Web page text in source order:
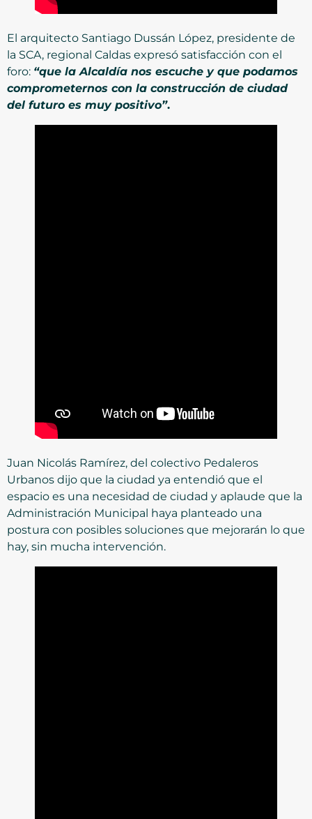
El arquitecto Santiago Dussán López, presidente de
la SCA, regional Caldas expresó satisfacción con el
foro: “que la Alcaldía nos escuche y que podamos
comprometernos con la construcción de ciudad
del futuro es muy positivo”.
Juan Nicolás Ramírez, del colectivo Pedaleros
Urbanos dijo que la ciudad ya entendió que el
espacio es una necesidad de ciudad y aplaude que la
Administración Municipal haya planteado una
postura con posibles soluciones que mejorarán lo que
hay, sin mucha intervención.